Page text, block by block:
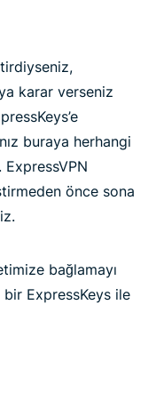
karar verseniz
buraya herhangi
önce sona
bağlamayı
ExpressKeys ile